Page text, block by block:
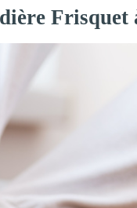
Frisquet